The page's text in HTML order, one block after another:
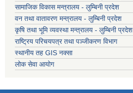
सामाजिक विकास मन्त्रालय - लुम्बिनी प्रदेश
वन तथा वातावरण मन्त्रालय - लुम्बिनी प्रदेश
कृषि तथा भूमि व्यवस्था मन्त्रालय - लुम्बिनी प्रदेश
राष्ट्रिय परिचयपत्र तथा पञ्जीकरण विभाग
स्थानीय तह GIS नक्सा
लोक सेवा आयोग